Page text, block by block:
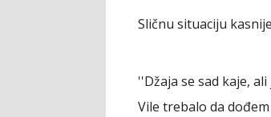
Sličnu situaciju
''Džaja se sad kaje,
Vile trebalo da